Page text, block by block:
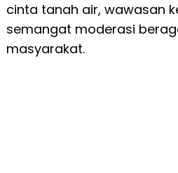
cinta tanah air, wawasan
semangat moderasi
masyarakat.